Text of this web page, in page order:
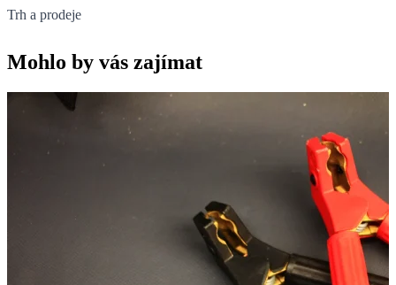
Trh a prodeje
Mohlo by vás zajímat